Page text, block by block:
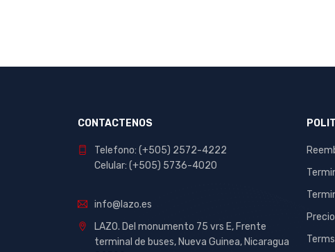
CONTACTENOS
Telefono: (+505) 2572-4222
Celular: (+505) 5736-4020
info@lazo.es
LAZO. Del monumento 75 vrs E, Frente
terminal de buses, Nueva Guinea, Nicaragua